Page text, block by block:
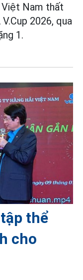
Nam thất
2026, qua
1.
thể
cho